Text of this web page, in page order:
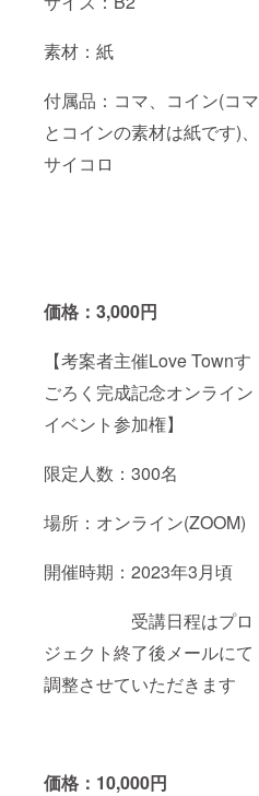
素材：紙
付属品：コマ、コイン(コマ
とコインの素材は紙です)、
サイコロ
価格：3,000円
【考案者主催Love Townす
ごろく完成記念オンライン
イベント参加権】
限定人数：300名
場所：オンライン(ZOOM)
開催時期：2023年3月頃
受講日程はプロ
ジェクト終了後メールにて
調整させていただきます
価格：10,000円